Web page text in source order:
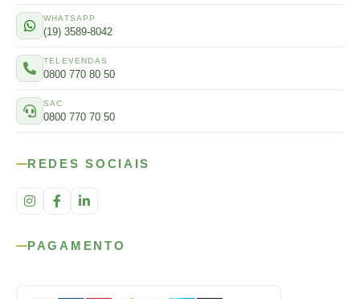
WHATSAPP
(19) 3589-8042
TELEVENDAS
0800 770 80 50
SAC
0800 770 70 50
REDES SOCIAIS
PAGAMENTO